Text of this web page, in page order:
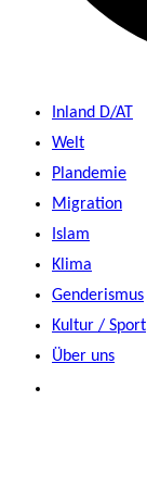
Inland D/AT
Welt
Plandemie
Migration
Islam
Klima
Genderismus
Kultur / Sport
Über uns